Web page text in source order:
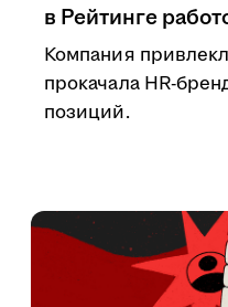
в Рейтинге
Компания
прокачала HR-
позиций.